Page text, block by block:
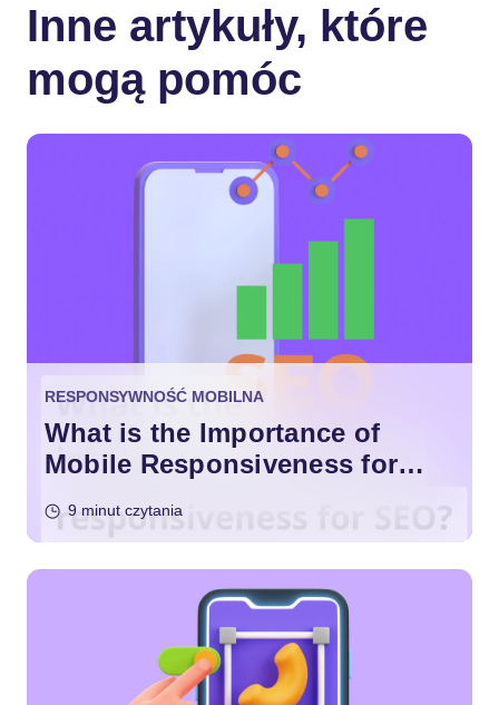
Inne artykuły, które
mogą pomóc
RESPONSYWNOŚĆ MOBILNA
What is the Importance of
Mobile Responsiveness for
9 minut czytania